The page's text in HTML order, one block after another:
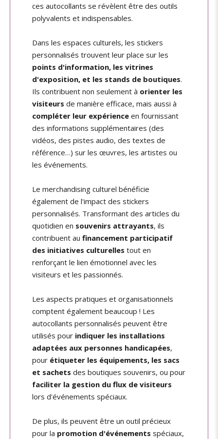
ces autocollants se révèlent être des outils
polyvalents et indispensables.
Dans les espaces culturels, les stickers
personnalisés trouvent leur place sur les
points d'information, les vitrines
d'exposition, et les stands de boutiques.
Ils contribuent non seulement à orienter les
visiteurs de manière efficace, mais aussi à
compléter leur expérience en fournissant
des informations supplémentaires (des
vidéos, des pistes audio, des textes de
référence…) sur les œuvres, les artistes ou
les événements.
Le merchandising culturel bénéficie
également de l'impact des stickers
personnalisés. Transformant des articles du
quotidien en souvenirs attrayants, ils
contribuent au financement participatif
des initiatives culturelles tout en
renforçant le lien émotionnel avec les
visiteurs et les passionnés.
Les aspects pratiques et organisationnels
comptent également beaucoup ! Les
autocollants personnalisés peuvent être
utilisés pour indiquer les installations
adaptées aux personnes handicapées,
pour étiqueter les équipements, les sacs
et sachets des boutiques souvenirs, ou pour
faciliter la gestion du flux de visiteurs
lors d'événements spéciaux.
De plus, ils peuvent être un outil précieux
pour la promotion d'événements spéciaux,